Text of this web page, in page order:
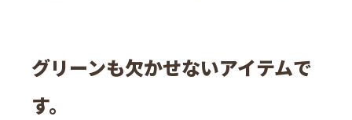
グリーンも欠かせないアイテムで
す。